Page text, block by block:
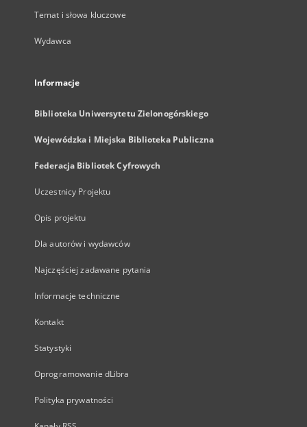
Temat i słowa kluczowe
Wydawca
Informacje
Biblioteka Uniwersytetu Zielonogórskiego
Wojewódzka i Miejska Biblioteka Publiczna
Federacja Bibliotek Cyfrowych
Uczestnicy Projektu
Opis projektu
Dla autorów i wydawców
Najczęściej zadawane pytania
Informacje techniczne
Kontakt
Statystyki
Oprogramowanie dLibra
Polityka prywatności